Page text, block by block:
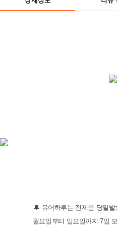
🔔 유어하루는 전제품 당일
월요일부터 일요일까지 7일